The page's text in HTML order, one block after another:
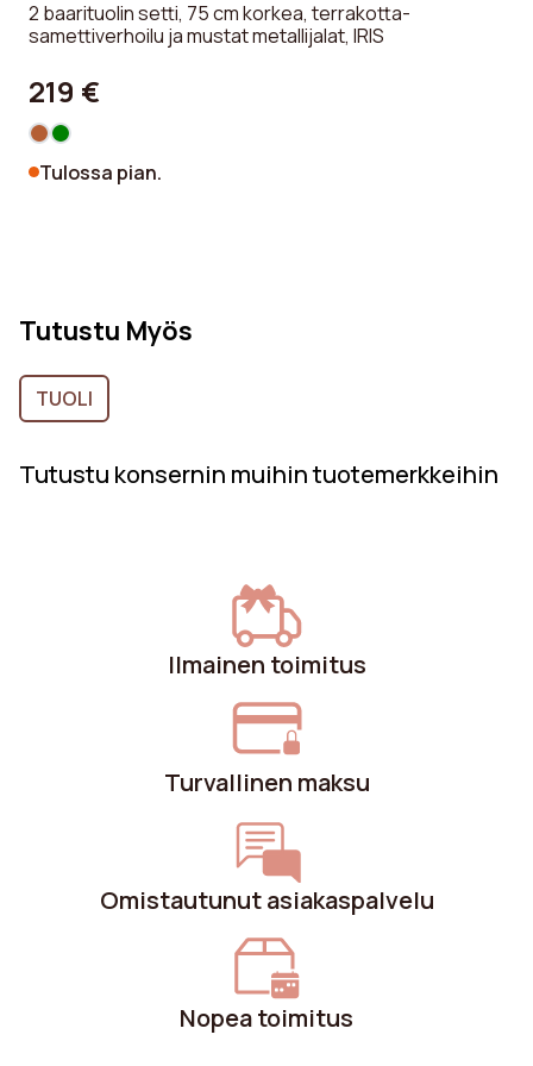
2 baarituolin setti, 75 cm korkea, terrakotta-
samettiverhoilu ja mustat metallijalat, IRIS
219 €
Tulossa pian.
Tutustu Myös
TUOLI
Tutustu konsernin muihin tuotemerkkeihin
Ilmainen toimitus
Turvallinen maksu
Omistautunut asiakaspalvelu
Nopea toimitus